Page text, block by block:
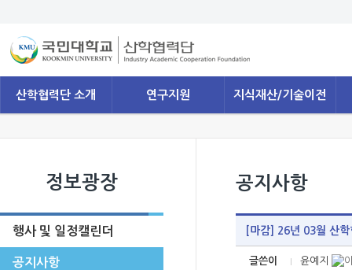
산학협력단 소개 연구지원 지식재산/기술이전
정보광장
행사 및 일정캘린더
공지사항
공지사항
[마감] 26년 03월 산
글쓴이 윤예지